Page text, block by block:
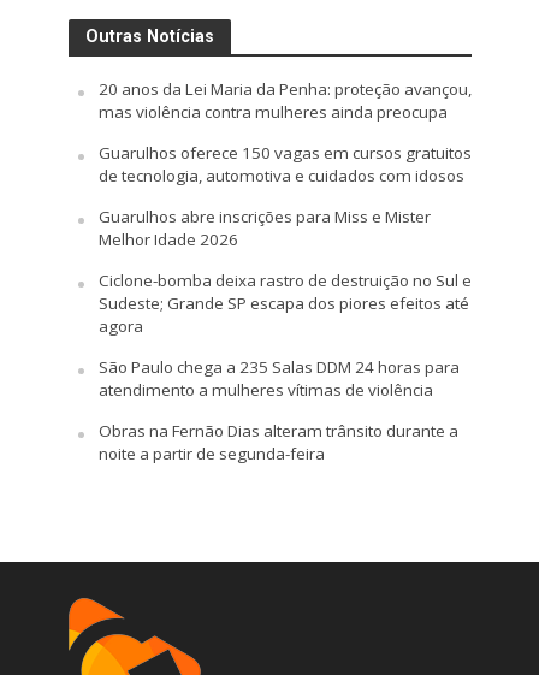
Outras Notícias
20 anos da Lei Maria da Penha: proteção avançou,
mas violência contra mulheres ainda preocupa
Guarulhos oferece 150 vagas em cursos gratuitos
de tecnologia, automotiva e cuidados com idosos
Guarulhos abre inscrições para Miss e Mister
Melhor Idade 2026
Ciclone-bomba deixa rastro de destruição no Sul e
Sudeste; Grande SP escapa dos piores efeitos até
agora
São Paulo chega a 235 Salas DDM 24 horas para
atendimento a mulheres vítimas de violência
Obras na Fernão Dias alteram trânsito durante a
noite a partir de segunda-feira